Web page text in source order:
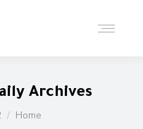
Archives:
are here:
Home